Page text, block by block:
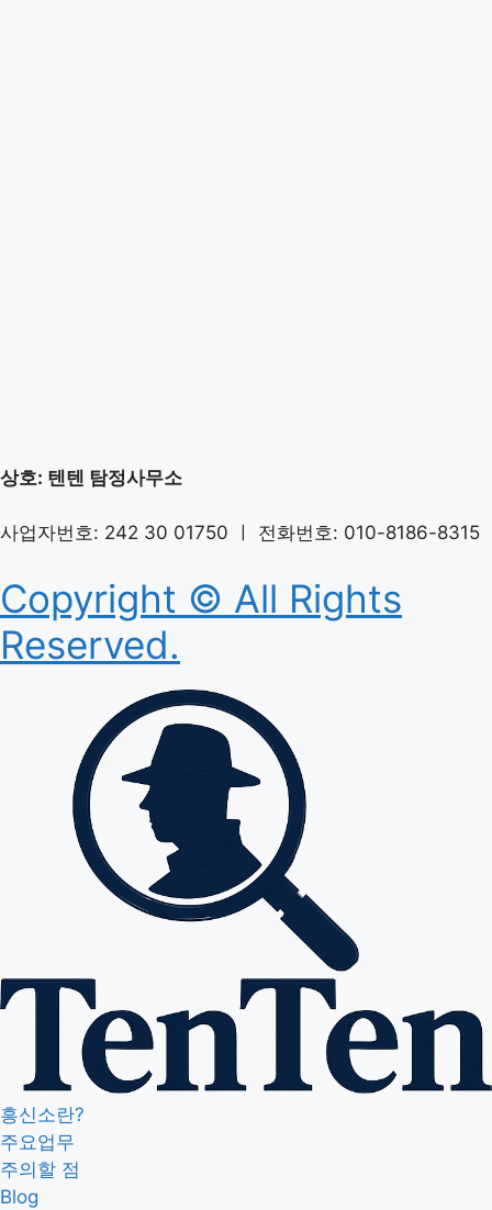
상호: 텐텐 탐정사무소
사업자번호: 242 30 01750 ㅣ 전화번호: 010-8186-8315
Copyright © All Rights
Reserved.
흥신소란?
주요업무
주의할 점
Blog